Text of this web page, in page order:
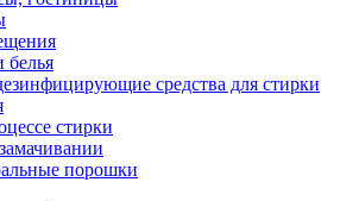
белья
средства для стирки
стирки
порошки